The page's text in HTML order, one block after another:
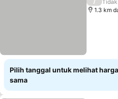
1.3 km
Pilih tanggal untuk melihat
sama